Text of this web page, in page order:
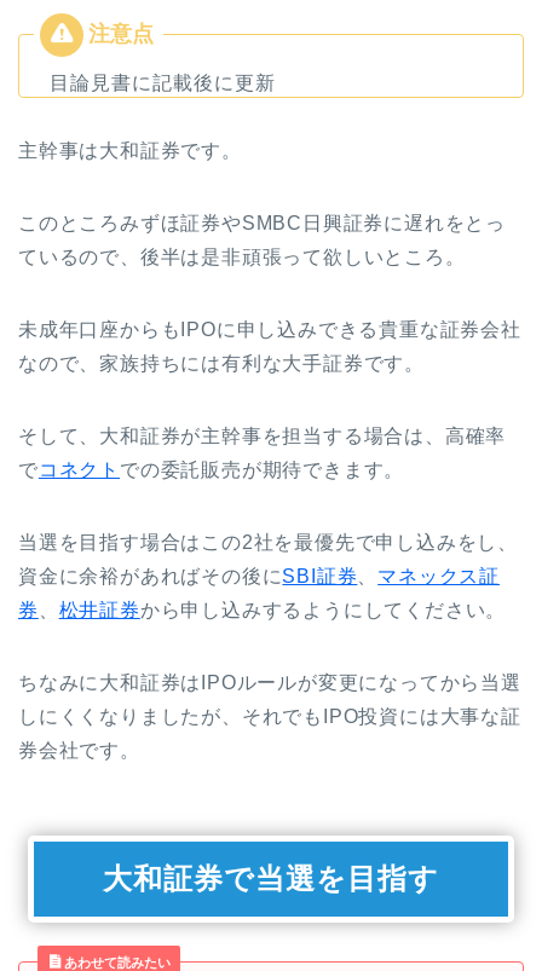
目論見書に記載後に更新
主幹事は大和証券です。
このところみずほ証券やSMBC日興証券に遅れをとっ
ているので、後半は是非頑張って欲しいところ。
未成年口座からもIPOに申し込みできる貴重な証券会社
なので、家族持ちには有利な大手証券です。
そして、大和証券が主幹事を担当する場合は、高確率
でコネクト での委託販売が期待できます。
当選を目指す場合はこの2社を最優先で申し込みをし、
資金に余裕があればその後にSBI証券
マネックス証
券
松井証券から申し込みするようにしてください。
ちなみに大和証券はIPOルールが変更になってから当選
しにくくなりましたが、それでもIPO投資には大事な証
券会社です。
大和証券で当選を目指す
あわせて読みたい